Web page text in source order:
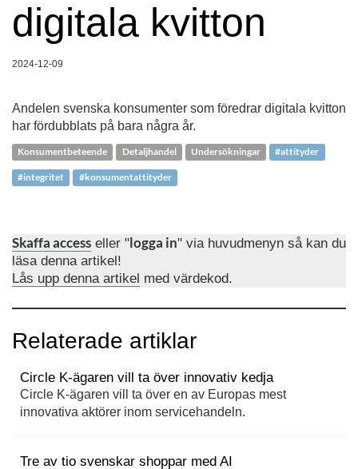
kvitton
2024-12-09
Andelen svenska konsumenter som föredrar digitala kvitton
har fördubblats på bara några år.
Konsumentbeteende Detaljhandel Undersökningar #attityder
#integritet #konsumentattityder
Skaffa access eller "logga in" via huvudmenyn så kan du
läsa denna artikel!
Lås upp denna artikelmed värdekod.
Relaterade artiklar
Circle K-ägaren vill ta över innovativ kedja
Circle K-ägaren vill ta över en av Europas mest innovativa
aktörer inom servicehandeln.
Tre av tio svenskar shoppar med AI